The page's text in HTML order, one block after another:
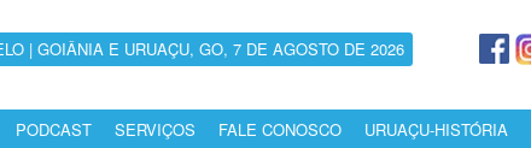
| GOIÂNIA E URUAÇU, GO, 7 DE AGOSTO DE 2026
PODCAST SERVIÇOS FALE CONOSCO URUAÇU-HISTÓRIA